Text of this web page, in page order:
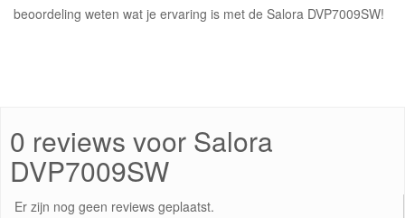
beoordeling weten wat je ervaring is met de Salora DVP7009SW!
0 reviews voor Salora
DVP7009SW
Er zijn nog geen reviews geplaatst.